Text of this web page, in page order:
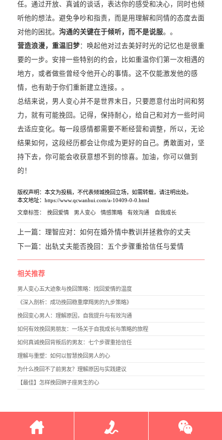
任。通过开放、真诚的谈话，表达你的感受和决心，同时也倾
听他的想法。避免争吵和指责，而是用理解和同情的态度去面
对他的困扰。 沟通的关键在于倾听，而不是说服。。
营造浪漫，重温旧梦：唤起他对过去美好时光的记忆也是很重
要的一步。安排一些特别的约会，比如重温你们第一次相遇的
地方，或者做些曾经令他开心的事情。这不仅能激发他的感
情，也有助于你们重新建立连接。。
总结来说，男人变心并不是世界末日，只要愿意付出时间和努
力，就有可能挽回。记得，保持耐心，给自己和对方一些时间
去适应变化。每一段感情都需要不断经营和调整，所以，无论
结果如何，这段经历都会让你成为更好的自己。勇敢面对，坚
持下去，你可能会收获意想不到的惊喜。加油，你可以做到
的！
版权声明：本文为投稿，不代表倾城挽回立场，如需转载，请注明出处。
本文地址：https://www.qcwanhui.com/a-10409-0-0.html
文章标签： 挽回爱情 男人变心 情感策略 有效沟通 自我成长
上一篇： 理智应对：如何在婚外情中教训并拯救你的丈夫
下一篇： 出轨丈夫能否挽回：五个步骤重拾信任与爱情
相关推荐
男人变心五大迹象与挽回策略：找回爱情的温度
《深入剖析：成功挽回稳重摩羯男的九步策略》
挽回变心男人：理解原因，自我提升与有效沟通
如何有效挽回男朋友：一场关于自我成长与策略的旅程
如何真诚挽回背叛后的男友：七个步骤重拾信任
理解与重塑：如何以智慧挽回男人的心
为什么挽回不了前男友？理解原因与实践建议
【最佳】怎样挽回狮子座男生的心